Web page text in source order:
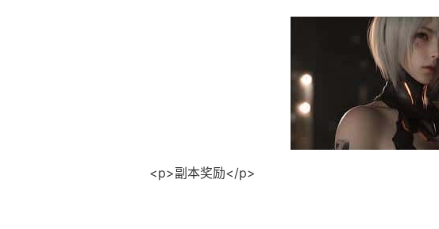
<p>副本奖励</p>